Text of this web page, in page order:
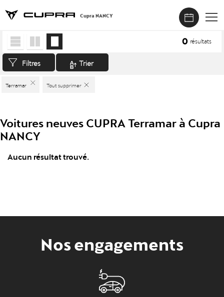
Cupra NANCY
Accueil > Véhicules neufs
Terramar Tout supprimer
Filtres Trier
0 résultats
Voitures neuves CUPRA Terramar à Cupra
NANCY
Aucun résultat trouvé.
Nos engagements